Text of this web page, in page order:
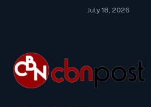
July 18, 2026